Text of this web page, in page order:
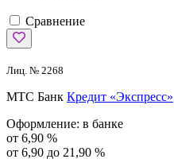
Сравнение
Лиц. № 2268
МТС Банк Кредит «Экспресс»
Оформление: в банке
от 6,90 %
от 6,90 до 21,90 %